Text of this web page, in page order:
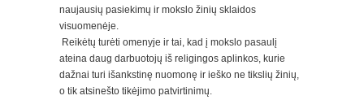
naujausių pasiekimų ir mokslo žinių sklaidos
visuomenėje.
Reikėtų turėti omenyje ir tai, kad į mokslo pasaulį
ateina daug darbuotojų iš religingos aplinkos, kurie
dažnai turi išankstinę nuomonę ir ieško ne tikslių žinių,
o tik atsinešto tikėjimo patvirtinimų.